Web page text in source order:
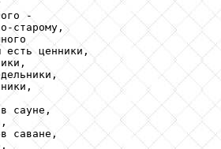
-
старому,
ценники,
сауне,
саване,